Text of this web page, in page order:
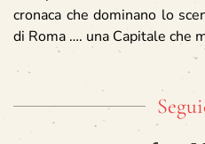
cronaca che dominano lo
di Roma …. una Capitale che